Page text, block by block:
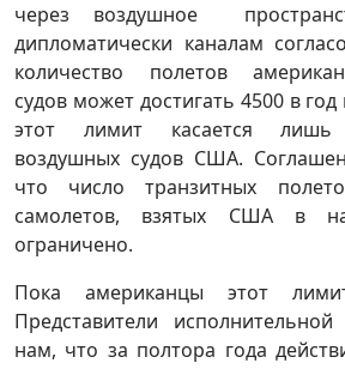
через воздушное
дипломатически каналам
количество полетов
судов может достигать 4500 в
этот лимит касается лишь
воздушных судов США.
что число транзитных
самолетов, взятых США в
ограничено.
Пока американцы этот
Представители
нам, что за полтора года